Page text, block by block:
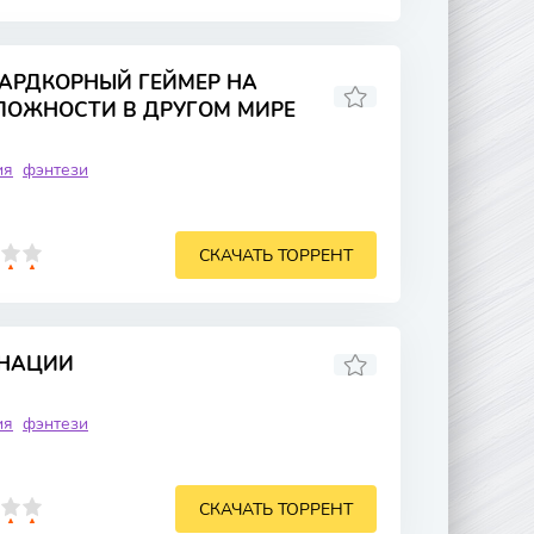
ГЕЙМЕР НА
В ДРУГОМ МИРЕ
фэнтези
СКАЧАТЬ ТОРРЕНТ
фэнтези
СКАЧАТЬ ТОРРЕНТ